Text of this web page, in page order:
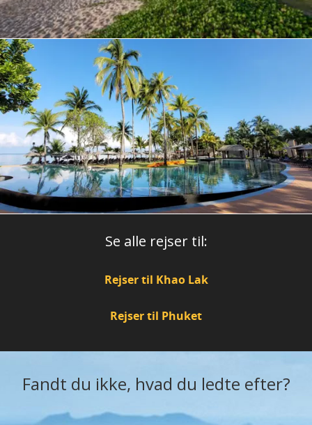
Se alle rejser til:
Rejser til Khao Lak
Rejser til Phuket
Fandt du ikke, hvad du ledte efter?